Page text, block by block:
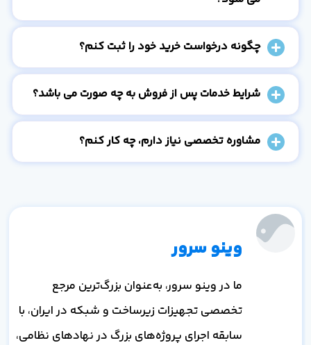
چگونه درخواست خرید خود را ثبت کنم؟
شرایط خدمات پس از فروش به چه صورت می باشد؟
مشاوره تخصصی نیاز دارم، چه کار کنم؟
وینو سرور
ما در وینو سرور، به‌عنوان بزرگ‌ترین مرجع
تخصصی تجهیزات زیرساخت و شبکه در ایران، با
سابقه اجرای پروژه‌های بزرگ در نهادهای نظامی،